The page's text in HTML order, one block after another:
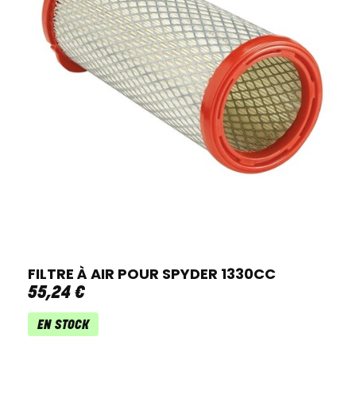
FILTRE À AIR POUR SPYDER 1330CC
55,24 €
EN STOCK